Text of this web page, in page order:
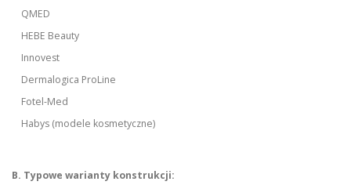
QMED
HEBE Beauty
Innovest
Dermalogica ProLine
Fotel-Med
Habys (modele kosmetyczne)
B. Typowe warianty konstrukcji: